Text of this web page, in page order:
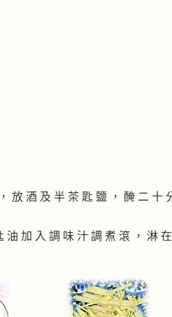
放 酒 及 半 茶 匙 鹽 ， 醃 二 十
油 加 入 調 味 汁 調 煮 滾 ， 淋